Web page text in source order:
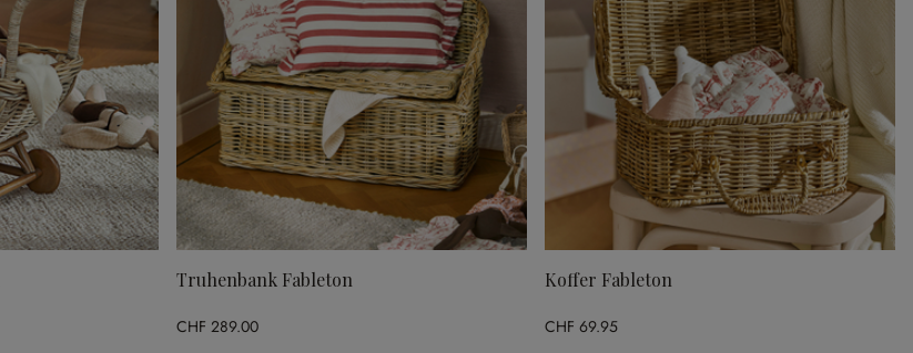
Truhenbank Fableton
CHF 289.00
Koffer Fableton
CHF 69.95